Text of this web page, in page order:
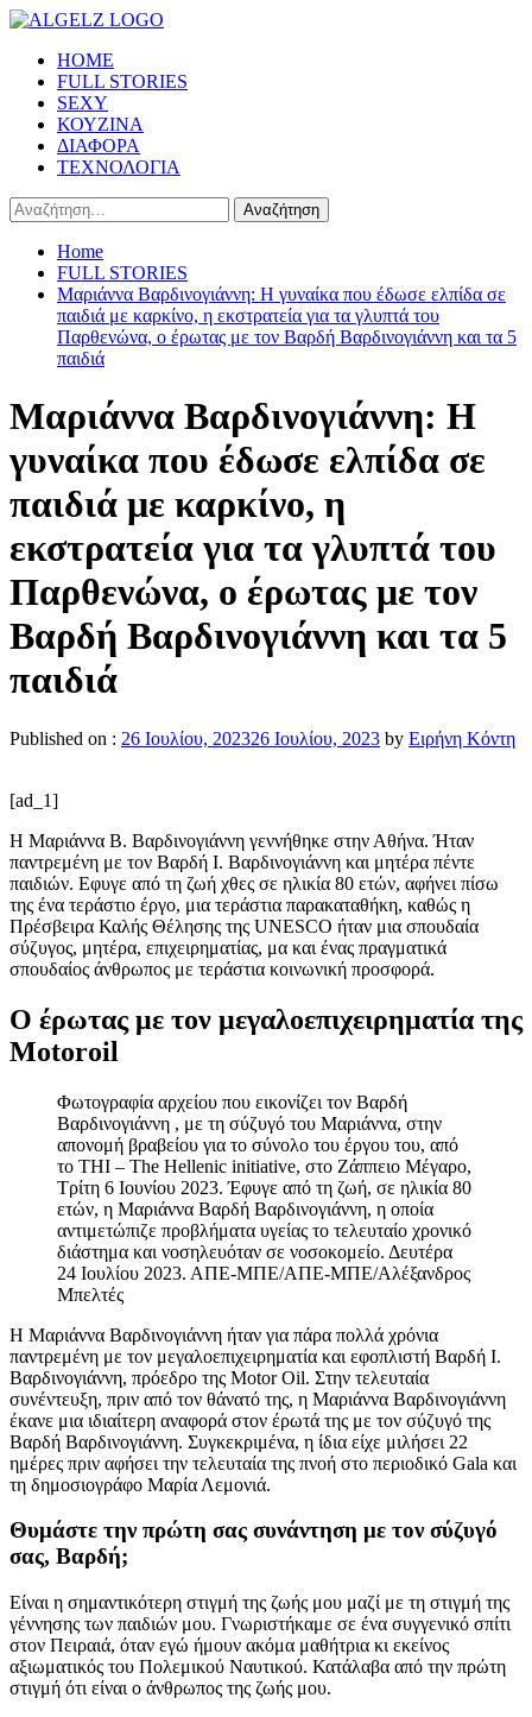
Skip
content
Primary
Menu
HOME
FULL STORIES
SEXY
ΚΟΥΖΙΝΑ
ΔΙΑΦΟΡΑ
ΤΕΧΝΟΛΟΓΙΑ
Αναζήτηση
για:
Home
FULL STORIES
Μαριάννα Βαρδινογιάννη: Η γυναίκα που έδωσε ελπίδα σε
παιδιά με καρκίνο, η εκστρατεία για τα γλυπτά του
Παρθενώνα, ο έρωτας με τον Βαρδή Βαρδινογιάννη και τα 5
παιδιά
Μαριάννα Βαρδινογιάννη: Η
γυναίκα που έδωσε ελπίδα σε
παιδιά με καρκίνο, η
εκστρατεία για τα γλυπτά του
Παρθενώνα, ο έρωτας με τον
Βαρδή Βαρδινογιάννη και τα 5
παιδιά
Published on : 26 Ιουλίου, 202326 Ιουλίου, 2023 by Ειρήνη Κόντη
[ad_1]
Η Μαριάννα Β. Βαρδινογιάννη γεννήθηκε στην Αθήνα. Ήταν
παντρεμένη με τον Βαρδή Ι. Βαρδινογιάννη και μητέρα πέντε
παιδιών. Eφυγε από τη ζωή χθες σε ηλικία 80 ετών, αφήνει πίσω
της ένα τεράστιο έργο, μια τεράστια παρακαταθήκη, καθώς η
Πρέσβειρα Καλής Θέλησης της UNESCO ήταν μια σπουδαία
σύζυγος, μητέρα, επιχειρηματίας, μα και ένας πραγματικά
σπουδαίος άνθρωπος με τεράστια κοινωνική προσφορά.
Ο έρωτας με τον μεγαλοεπιχειρηματία της
Motoroil
Φωτογραφία αρχείου που εικονίζει τον Βαρδή
Βαρδινογιάννη , με τη σύζυγό του Μαριάννα, στην
απονομή βραβείου για το σύνολο του έργου του, από
το THI – The Hellenic initiative, στο Ζάππειο Μέγαρο,
Τρίτη 6 Ιουνίου 2023. Έφυγε από τη ζωή, σε ηλικία 80
ετών, η Μαριάννα Βαρδή Βαρδινογιάννη, η οποία
αντιμετώπιζε προβλήματα υγείας το τελευταίο χρονικό
διάστημα και νοσηλευόταν σε νοσοκομείο. Δευτέρα
24 Ιουλίου 2023. ΑΠΕ-ΜΠΕ/ΑΠΕ-ΜΠΕ/Αλέξανδρος
Μπελτές
H Μαριάννα Βαρδινογιάννη ήταν για πάρα πολλά χρόνια
παντρεμένη με τον μεγαλοεπιχειρηματία και εφοπλιστή Βαρδή Ι.
Βαρδινογιάννη, πρόεδρο της Motor Oil. Στην τελευταία
συνέντευξη, πριν από τον θάνατό της, η Μαριάννα Βαρδινογιάννη
έκανε μια ιδιαίτερη αναφορά στον έρωτά της με τον σύζυγό της
Βαρδή Βαρδινογιάννη. Συγκεκριμένα, η ίδια είχε μιλήσει 22
ημέρες πριν αφήσει την τελευταία της πνοή στο περιοδικό Gala και
τη δημοσιογράφο Μαρία Λεμονιά.
Θυμάστε την πρώτη σας συνάντηση με τον σύζυγό
σας, Βαρδή;
Είναι η σημαντικότερη στιγμή της ζωής μου μαζί με τη στιγμή της
γέννησης των παιδιών μου. Γνωριστήκαμε σε ένα συγγενικό σπίτι
στον Πειραιά, όταν εγώ ήμουν ακόμα μαθήτρια κι εκείνος
αξιωματικός του Πολεμικού Ναυτικού. Κατάλαβα από την πρώτη
στιγμή ότι είναι ο άνθρωπος της ζωής μου.